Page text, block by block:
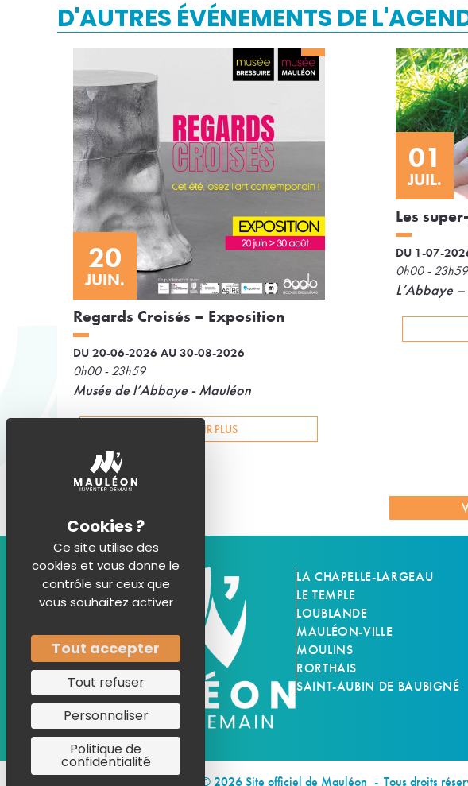
D'AUTRES ÉVÉNEMENTS DE
20
JUIN.
Regards Croisés – Exposition
DU 20-06-2026 AU 30-08-2026
0h00 - 23h59
Musée de l’Abbaye - Mauléon
EN SAVOIR PLUS
01
JUIL.
Les
DU 1-07-
0h00 - 23h59
L’Abbaye
LA CHAPELLE-LARGEAU
LE TEMPLE
LOUBLANDE
MAULÉON-VILLE
MOULINS
RORTHAIS
SAINT-AUBIN DE BAUBIGNÉ
© 2026 Site officiel de Mauléon Tous droits
Ce site utilise des
cookies et vous donne le
contrôle sur ceux que
vous souhaitez activer
Tout accepter
Tout refuser
Personnaliser
Politique de
confidentialité